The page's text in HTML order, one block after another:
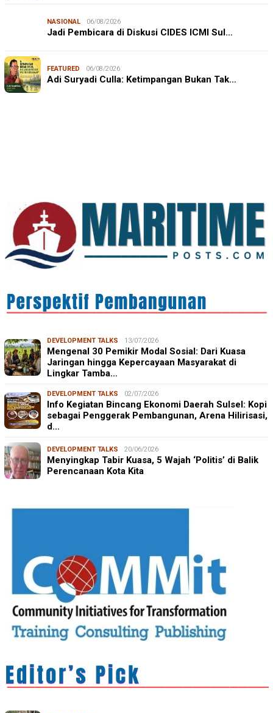
NASIONAL 06/08/2026
Jadi Pembicara di Diskusi CIDES ICMI Sul…
FEATURED 06/08/2026
Adi Suryadi Culla: Ketimpangan Bukan Tak…
JURNALISME WARGA 06/08/2026
Mahasiswa KKN-T Unhas Edukasi Warga Desa Buae
Kenali Mikroorganisme Baik dan Jahat untuk Cegah
DEVELOPMENT TALKS 13/07/2026
Mengenal 30 Pemikir Modal Sosial: Dari Kuasa
Jaringan hingga Kepercayaan Masyarakat di
Lingkar Tamba…
DEVELOPMENT TALKS 02/07/2026
Info Kegiatan Bincang Ekonomi Daerah Sulsel: Kopi
sebagai Penggerak Pembangunan, Arena Hilirisasi,
d…
DEVELOPMENT TALKS 20/06/2026
Menyingkap Tabir Kuasa, 5 Wajah ‘Politis’ di Balik
Perencanaan Kota Kita